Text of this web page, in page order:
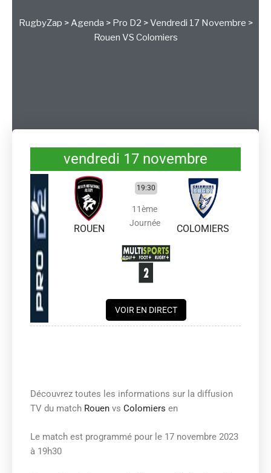
RugbyZap >Agenda > Pro D2 >Vendredi 17 Novembre >
Rouen VS Colomiers
vendredi 17 novembre
ROUEN
19:30
11ème
Journée
VOIR EN DIRECT
COLOMIERS
Découvrez toutes les informations sur la diffusion
TV du match Rouen vs Colomiers en
Le match est programmé pour le 17 novembre 2023
à 19h30